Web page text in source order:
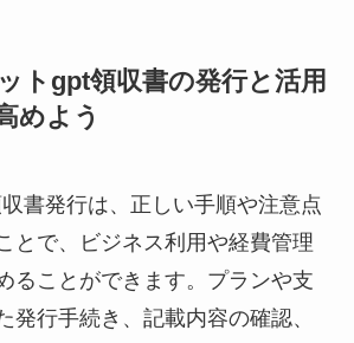
トgpt領収書の発行と活用
めよう
書発行は、正しい手順や注意点
とで、ビジネス利用や経費管理
ることができます。プランや支
発行手続き、記載内容の確認、